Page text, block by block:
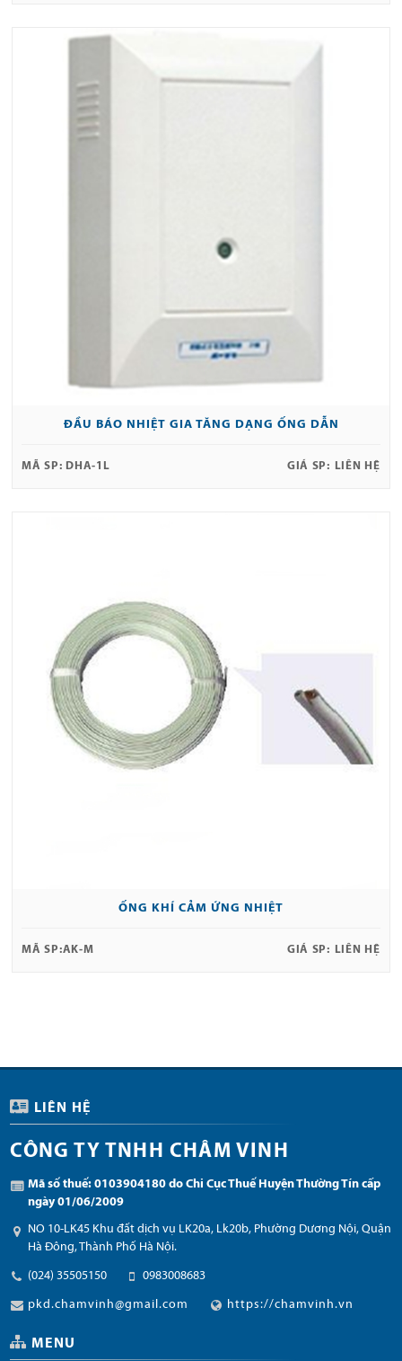
ĐẦU BÁO NHIỆT GIA TĂNG DẠNG ỐNG DẪN
MÃ SP: DHA-1L GIÁ SP: LIÊN HỆ
ỐNG KHÍ CẢM ỨNG NHIỆT
MÃ SP:AK-M GIÁ SP: LIÊN HỆ
LIÊN HỆ
CÔNG TY TNHH CHÂM VINH
Mã số thuế: 0103904180 do Chi Cục Thuế Huyện Thường Tín cấp
ngày 01/06/2009
NO 10-LK45 Khu đất dịch vụ LK20a, Lk20b, Phường Dương Nội, Quận
Hà Đông, Thành Phố Hà Nội.
(024) 35505150 0983008683
pkd.chamvinh@gmail.com https://chamvinh.vn
MENU